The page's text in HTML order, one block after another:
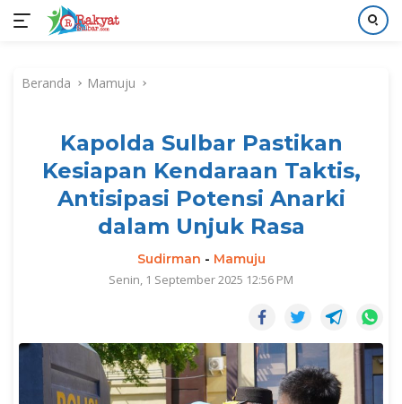
kontenBeranda Mamuju
Kapolda Sulbar Pastikan
Kesiapan Kendaraan Taktis,
Antisipasi Potensi Anarki
dalam Unjuk Rasa
Sudirman - Mamuju
Senin, 1 September 2025 12:56 PM